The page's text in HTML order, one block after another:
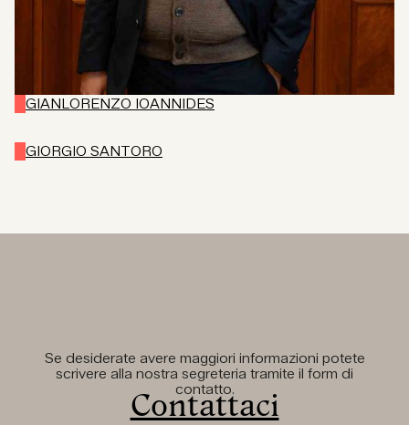
GIANLORENZO IOANNIDES
GIORGIO SANTORO
Se desiderate avere maggiori informazioni potete
scrivere alla nostra segreteria tramite il form di
contatto.
Contattaci